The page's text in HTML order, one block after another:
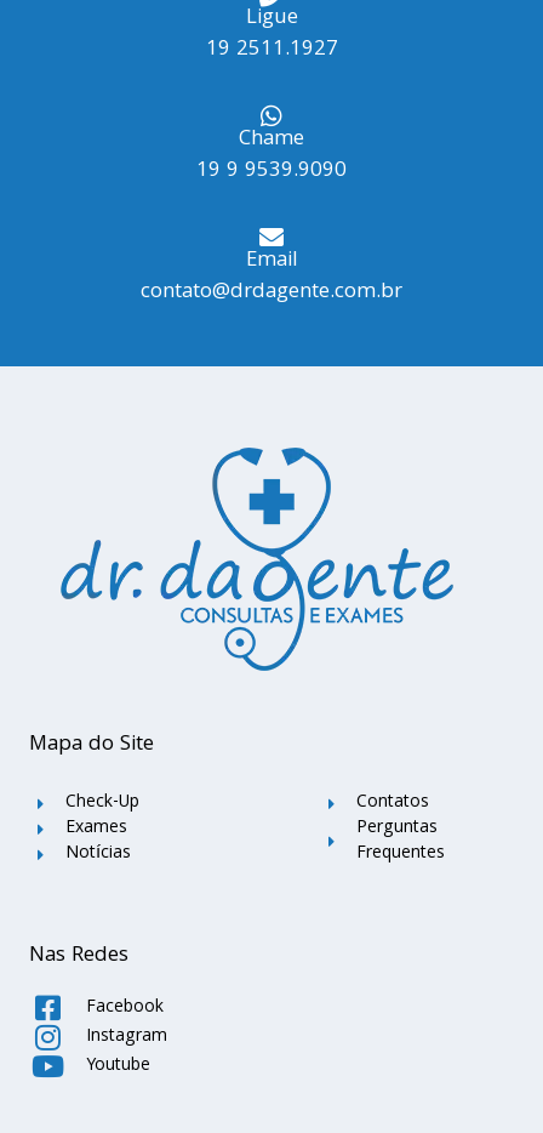
Ligue
19 2511.1927
Chame
19 9 9539.9090
Email
contato@drdagente.com.br
Mapa do Site
Check-Up
Exames
Notícias
Contatos
Perguntas
Frequentes
Nas Redes
Facebook
Instagram
Youtube